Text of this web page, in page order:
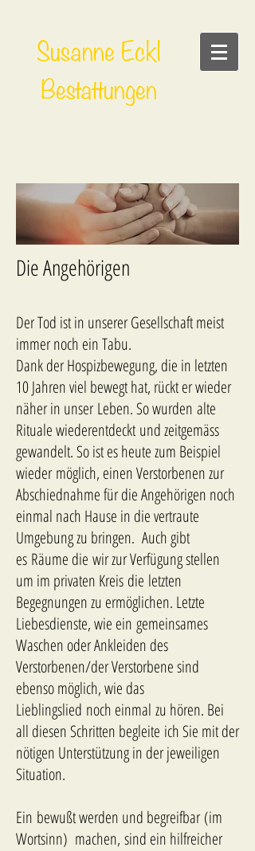
Susanne Eckl
Bestattungen
Die Angehörigen
Der Tod ist in unserer Gesellschaft meist
immer noch ein Tabu.
Dank der Hospizbewegung, die in letzten
10 Jahren viel bewegt hat, rückt er wieder
näher in unser Leben. So wurden alte
Rituale wiederentdeckt und zeitgemäss
gewandelt. So ist es heute zum Beispiel
wieder möglich, einen Verstorbenen zur
Abschiednahme für die Angehörigen noch
einmal nach Hause in die vertraute
Umgebung zu bringen. Auch gibt
es Räume die wir zur Verfügung stellen
um im privaten Kreis die letzten
Begegnungen zu ermöglichen. Letzte
Liebesdienste, wie ein gemeinsames
Waschen oder Ankleiden des
Verstorbenen/der Verstorbene sind
ebenso möglich, wie das
Lieblingslied noch einmal zu hören. Bei
all diesen Schritten begleite ich Sie mit der
nötigen Unterstützung in der jeweiligen
Situation.
Ein bewußt werden und begreifbar (im
Wortsinn) machen, sind ein hilfreicher